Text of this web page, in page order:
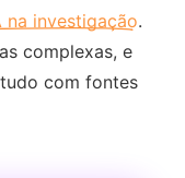
na investigação.
complexas, e
com fontes